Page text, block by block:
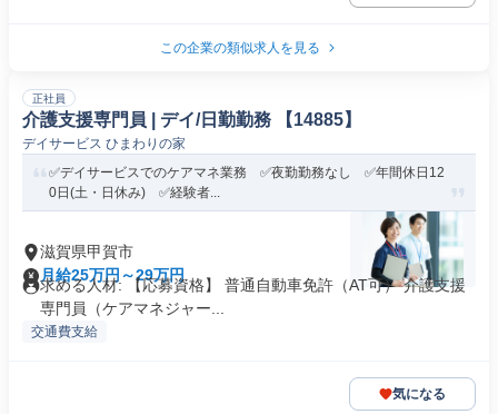
この企業の類似求人を見る
正社員
介護支援専門員 | デイ/日勤勤務 【14885】
デイサービス ひまわりの家
✅デイサービスでのケアマネ業務 ✅夜勤勤務なし ✅年間休日12
0日(土・日休み) ✅経験者...
滋賀県甲賀市
月給25万円～29万円
求める人材: 【応募資格】 普通自動車免許（AT可） 介護支援
専門員（ケアマネジャー...
交通費支給
気になる